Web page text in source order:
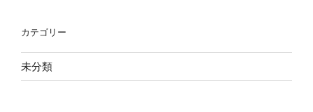
カテゴリー
未分類